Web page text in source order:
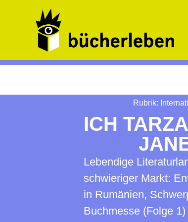
Rubrik:
ICH
Lebendige
schwieriger Markt:
in Rumänien,
Buchmesse (Folge 1)